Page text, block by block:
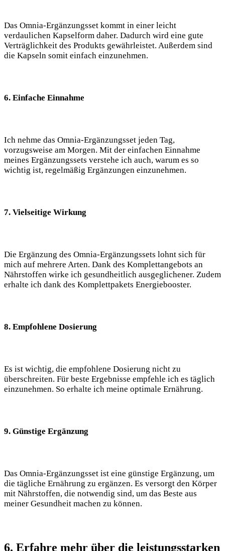
Das Omnia-Ergänzungsset kommt in einer leicht
verdaulichen Kapselform daher. Dadurch wird eine gute
Verträglichkeit des Produkts gewährleistet. Außerdem sind
die Kapseln somit einfach einzunehmen.
6. Einfache Einnahme
Ich nehme das Omnia-Ergänzungsset jeden Tag,
vorzugsweise am Morgen. Mit der einfachen Einnahme
meines Ergänzungssets verstehe ich auch, warum es so
wichtig ist, regelmäßig Ergänzungen einzunehmen.
7. Vielseitige Wirkung
Die Ergänzung des Omnia-Ergänzungssets lohnt sich für
mich auf mehrere Arten. Dank des Komplettangebots an
Nährstoffen wirke ich gesundheitlich ausgeglichener. Zudem
erhalte ich dank des Komplettpakets Energiebooster.
8. Empfohlene Dosierung
Es ist wichtig, die empfohlene Dosierung nicht zu
überschreiten. Für beste Ergebnisse empfehle ich es täglich
einzunehmen. So erhalte ich meine optimale Ernährung.
9. Günstige Ergänzung
Das Omnia-Ergänzungsset ist eine günstige Ergänzung, um
die tägliche Ernährung zu ergänzen. Es versorgt den Körper
mit Nährstoffen, die notwendig sind, um das Beste aus
meiner Gesundheit machen zu können.
6. Erfahre mehr über die leistungsstarken